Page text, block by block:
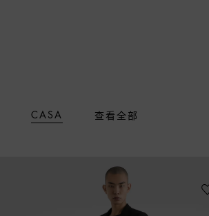
CASA 查看全部